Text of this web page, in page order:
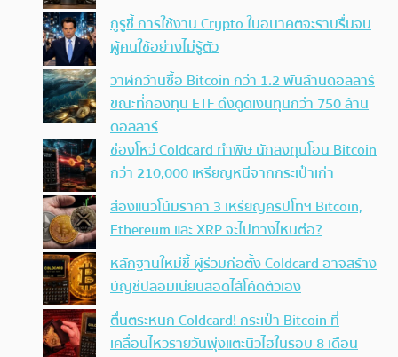
กูรูชี้ การใช้งาน Crypto ในอนาคตจะราบรื่นจน
ผู้คนใช้อย่างไม่รู้ตัว
วาฬกว้านซื้อ Bitcoin กว่า 1.2 พันล้านดอลลาร์
ขณะที่กองทุน ETF ดึงดูดเงินทุนกว่า 750 ล้าน
ดอลลาร์
ช่องโหว่ Coldcard ทำพิษ นักลงทุนโอน Bitcoin
กว่า 210,000 เหรียญหนีจากกระเป๋าเก่า
ส่องแนวโน้มราคา 3 เหรียญคริปโทฯ Bitcoin,
Ethereum และ XRP จะไปทางไหนต่อ?
หลักฐานใหม่ชี้ ผู้ร่วมก่อตั้ง Coldcard อาจสร้าง
บัญชีปลอมเนียนสอดไส้โค้ดตัวเอง
ตื่นตระหนก Coldcard! กระเป๋า Bitcoin ที่
เคลื่อนไหวรายวันพุ่งแตะนิวไฮในรอบ 8 เดือน